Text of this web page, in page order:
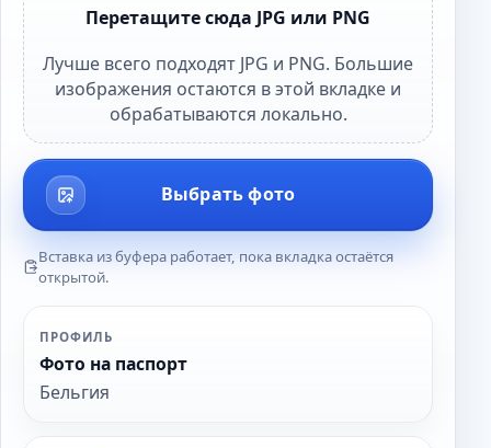
Перетащите сюда JPG или PNG
Лучше всего подходят JPG и PNG. Большие
изображения остаются в этой вкладке и
обрабатываются локально.
Выбрать фото
Вставка из буфера работает, пока вкладка остаётся
открытой.
ПРОФИЛЬ
Фото на паспорт
Бельгия